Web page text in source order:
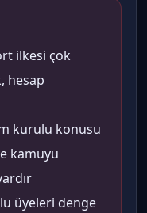
ilkesi çok
hesap
kurulu konusu
kamuyu
üyeleri denge